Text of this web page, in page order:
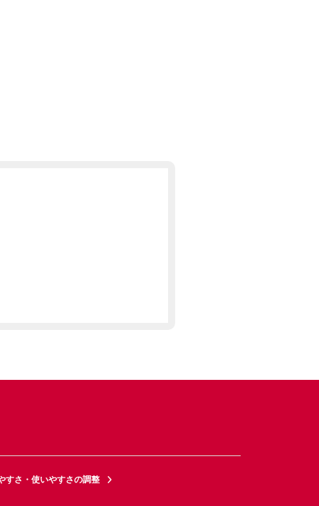
すさ・使いやすさの調整